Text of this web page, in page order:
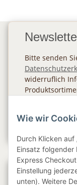
Bitte senden
widerruflich
Gesetzliche
Wie wir
Durch Klicken auf
Einsatz folgender
Express
Einstellung
unten). Weitere